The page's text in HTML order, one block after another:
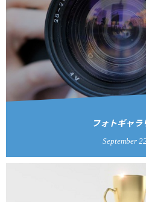
フォトギャ
September